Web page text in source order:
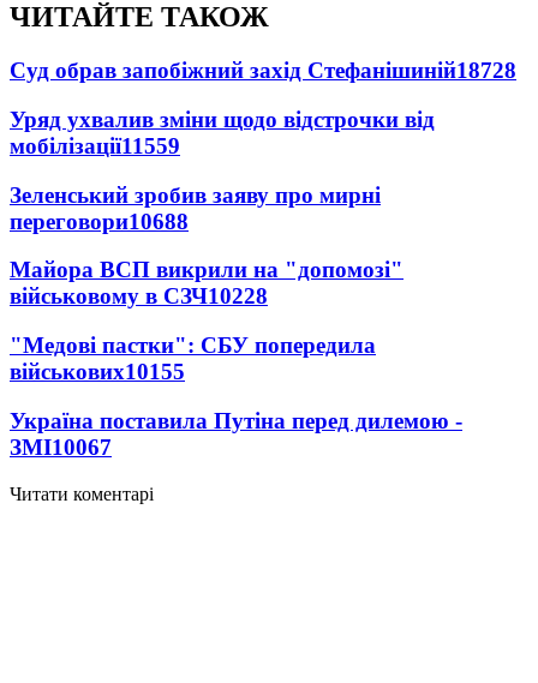
ЧИТАЙТЕ ТАКОЖ
Суд обрав запобіжний захід Стефанішиній18728
Уряд ухвалив зміни щодо відстрочки від
мобілізації11559
Зеленський зробив заяву про мирні
переговори10688
Майора ВСП викрили на "допомозі"
військовому в СЗЧ10228
"Медові пастки": СБУ попередила
військових10155
Україна поставила Путіна перед дилемою -
ЗМІ10067
Читати коментарі